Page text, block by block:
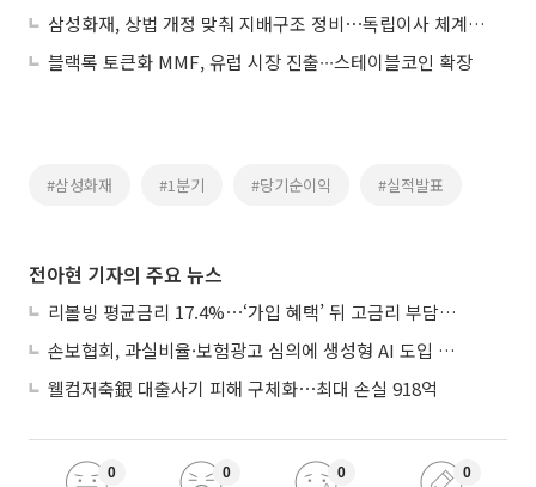
삼성화재, 상법 개정 맞춰 지배구조 정비⋯독립이사 체계 반영
블랙록 토큰화 MMF, 유럽 시장 진출∙∙∙스테이블코인 확장
#삼성화재 #1분기 #당기순이익 #실적발표
전아현 기자의 주요 뉴스
리볼빙 평균금리 17.4%⋯‘가입 혜택’ 뒤 고금리 부담 주의
손보협회, 과실비율·보험광고 심의에 생성형 AI 도입 추진
웰컴저축銀 대출사기 피해 구체화⋯최대 손실 918억
0 0 0 0